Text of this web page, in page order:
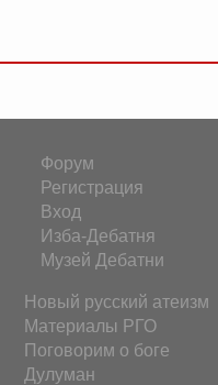
Форум
Регистрация
Вход
Изба-Дебатня
Музей Дебатни
Новый русский атеизм
Материалы РГО
Поговорим о боге
Дулуман